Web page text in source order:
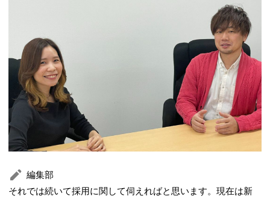
編集部
それでは続いて採用に関して伺えればと思います。現在は新